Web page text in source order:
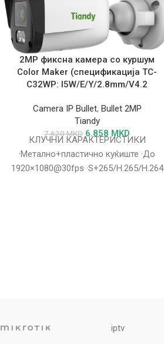
2MP фиксна камера со куршум
Color Maker (спецификација TC-
C32WP: I5W/E/Y/2.8mm/V4.2
Camera IP Bullet, Bullet 2MP
Tiandy
7.620MKD 6.858 MKD
КЛУЧНИ КАРАКТЕРИСТИКИ
·Метално+пластично куќиште ·До
1920×1080@30fps ·S+265/H.265/H.264
iptv